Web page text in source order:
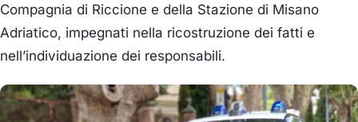
Compagnia di Riccione e della Stazione di Misano
Adriatico, impegnati nella ricostruzione dei fatti e
nell’individuazione dei responsabili.